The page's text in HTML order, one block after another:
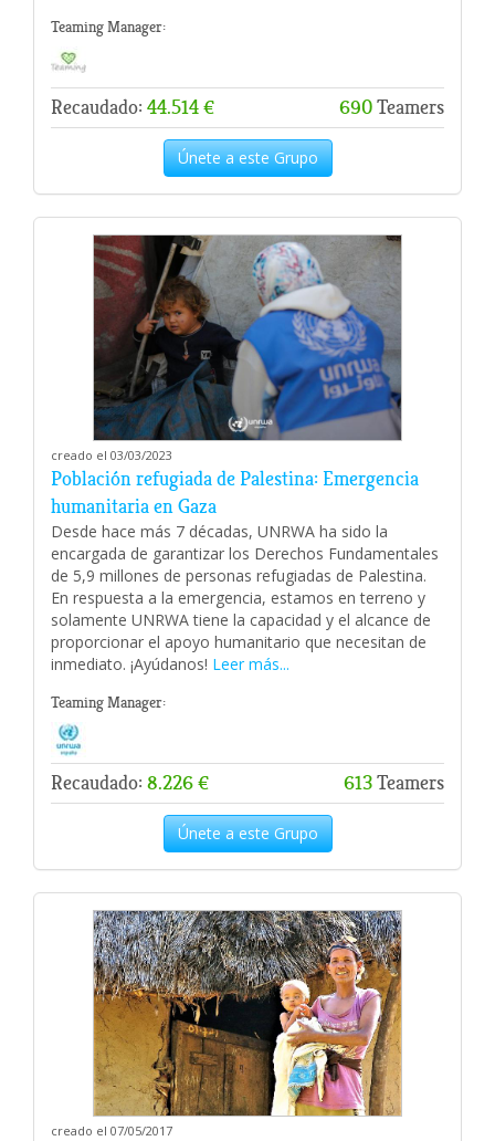
Teaming Manager:
Recaudado: 44.514 € 690Teamers
Únete a este Grupo
creado el 03/03/2023
Población refugiada de Palestina: Emergencia
humanitaria en Gaza
Desde hace más 7 décadas, UNRWA ha sido la
encargada de garantizar los Derechos Fundamentales
de 5,9 millones de personas refugiadas de Palestina.
En respuesta a la emergencia, estamos en terreno y
solamente UNRWA tiene la capacidad y el alcance de
proporcionar el apoyo humanitario que necesitan de
inmediato. ¡Ayúdanos! Leer más...
Teaming Manager:
Recaudado: 8.226 € 613Teamers
Únete a este Grupo
creado el 07/05/2017